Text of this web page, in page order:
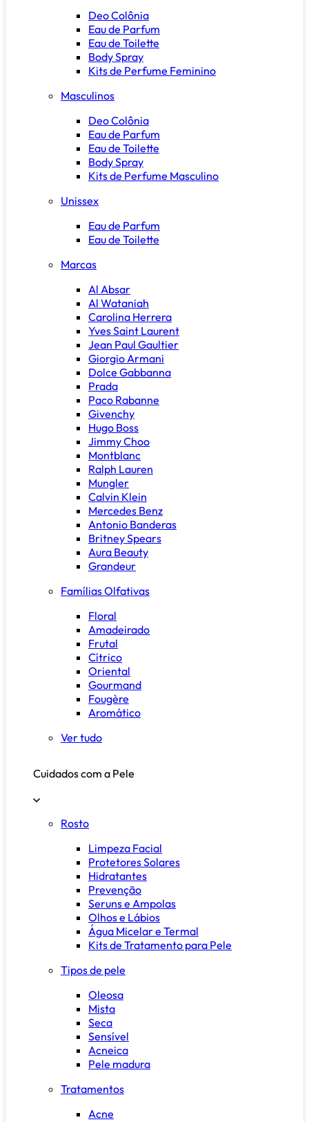
Deo Colônia
Eau de Parfum
Eau de Toilette
Body Spray
Kits de Perfume Feminino
Masculinos
Deo Colônia
Eau de Parfum
Eau de Toilette
Body Spray
Kits de Perfume Masculino
Unissex
Eau de Parfum
Eau de Toilette
Marcas
Al Absar
Al Wataniah
Carolina Herrera
Yves Saint Laurent
Jean Paul Gaultier
Giorgio Armani
Dolce Gabbanna
Prada
Paco Rabanne
Givenchy
Hugo Boss
Jimmy Choo
Montblanc
Ralph Lauren
Mungler
Calvin Klein
Mercedes Benz
Antonio Banderas
Britney Spears
Aura Beauty
Grandeur
Famílias Olfativas
Floral
Amadeirado
Frutal
Cítrico
Oriental
Gourmand
Fougère
Aromático
Ver tudo
Cuidados com a Pele
Rosto
Limpeza Facial
Protetores Solares
Hidratantes
Prevenção
Seruns e Ampolas
Olhos e Lábios
Água Micelar e Termal
Kits de Tratamento para Pele
Tipos de pele
Oleosa
Mista
Seca
Sensível
Acneica
Pele madura
Tratamentos
Acne